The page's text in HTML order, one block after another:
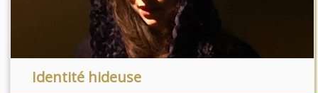
Identité hideuse